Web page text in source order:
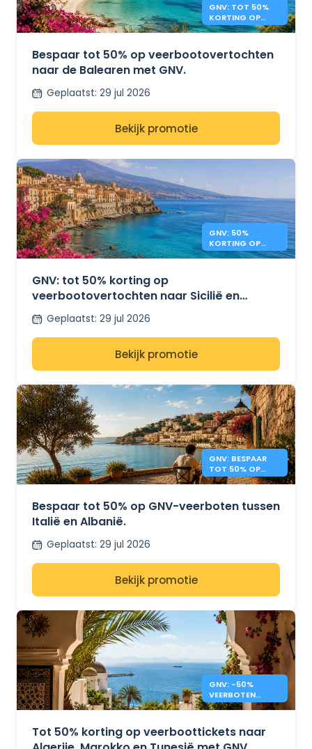
GNV: TOT 50%
KORTING OP
VEERBOTEN NAAR
Bespaar tot 50% op veerbootovertochten
naar de Balearen met GNV.
Geplaatst: 29 jul 2026
Bekijk promotie
GNV: 50%
KORTING OP
VEERBOTEN NAAR
GNV: tot 50% korting op
veerbootovertochten naar Sicilië en
Sardinië
Geplaatst: 29 jul 2026
Bekijk promotie
GNV: BESPAAR
TOT 50% OP
VEERBOTEN
ALBANIË
Bespaar tot 50% op GNV-veerboten tussen
Italië en Albanië.
Geplaatst: 29 jul 2026
Bekijk promotie
GNV: -50%
VEERBOTEN
MAROKKO,
ALGERIJE
Tot 50% korting op veerboottickets naar